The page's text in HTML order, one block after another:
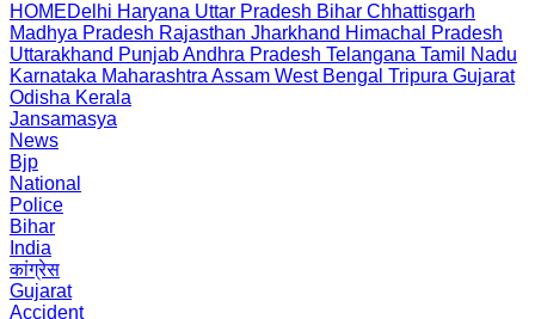
HOMEDelhi Haryana Uttar Pradesh Bihar Chhattisgarh
Madhya Pradesh Rajasthan Jharkhand Himachal Pradesh
Uttarakhand PunjabAndhra Pradesh Telangana Tamil Nadu
Karnataka Maharashtra Assam West Bengal Tripura Gujarat
Odisha Kerala
Jansamasya
News
Bjp
National
Police
Bihar
India
कांग्रेस
Gujarat
Accident